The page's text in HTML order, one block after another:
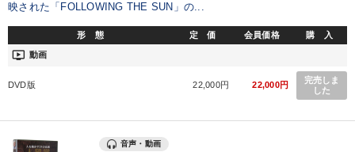
映された「FOLLOWING THE SUN」の...
形 態 定 価 会員価格 購 入
ondemand_video 動画
DVD版 22,000円 22,000円
完売しま
した
音声・動画